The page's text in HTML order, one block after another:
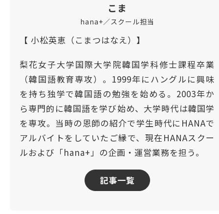
こま
hana+／スクール担当
【 小松英恵（こまつはなえ）】
梨花女子大学国際大学院韓国学科修士課程卒業
（韓国語教育専攻）。1999年にハングルに興味
を持ち独学で韓国語の勉強を始める。2003年か
ら専門的に韓国語を学び始め、大学時代は韓国学
を専攻。当時の恩師の紹介で学生時代にHANAで
アルバイトをしていたご縁で、現在HANAスクー
ルおよび「hana+」の企画・運営業務を担う。
記事一覧